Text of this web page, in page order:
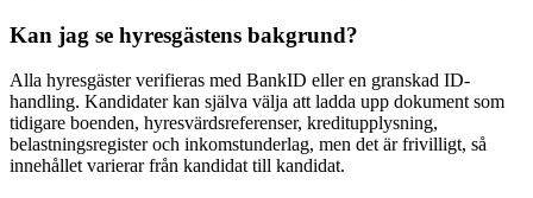
Kan jag se hyresgästens bakgrund?
Alla hyresgäster verifieras med BankID eller en granskad ID-
handling. Kandidater kan själva välja att ladda upp dokument som
tidigare boenden, hyresvärdsreferenser, kreditupplysning,
belastningsregister och inkomstunderlag, men det är frivilligt, så
innehållet varierar från kandidat till kandidat.